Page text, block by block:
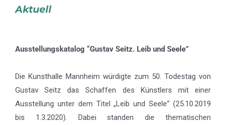
Aktuell
Ausstellungskatalog “Gustav Seitz. Leib und Seele”
Die Kunsthalle Mannheim würdigte zum 50. Todestag von
Gustav Seitz das Schaffen des Künstlers mit einer
Ausstellung unter dem Titel „Leib und Seele“ (25.10.2019
bis 1.3.2020). Dabei standen die thematischen